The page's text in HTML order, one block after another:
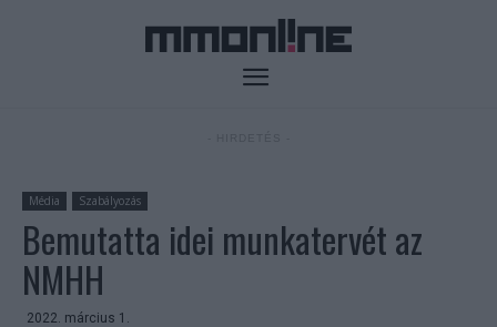
Média Szabályozás
Bemutatta idei munkatervét az
NMHH
2022. március 1.